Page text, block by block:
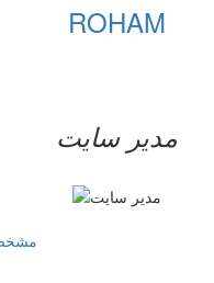
ROHAM
مدیر سایت